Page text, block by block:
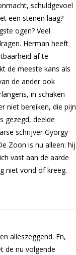
schuldgevoel
een stenen laag?
ogen? Veel
Herman heeft
af te
de meeste kans als
de ander ook
in schaken
niet bereiken, die pijn
gezegd, deelde
schrijver György
Zoon is nu alleen: hij
vast aan de aarde
niet vond of kreeg.
alleszeggend. En,
de nu volgende